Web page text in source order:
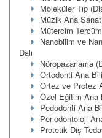
Moleküler Tıp
Müzik Ana Sanat
Mütercim
Nanobilim ve
Dalı
Nöropazarlama
Ortodonti Ana
Ortez ve Protez
Özel Eğitim Ana
Pedodonti Ana
Periodontoloji
Protetik Diş